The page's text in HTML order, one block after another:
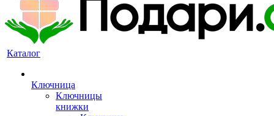
Каталог
Ключница
Ключницы
книжки